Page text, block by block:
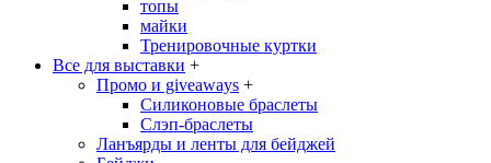
топы
майки
Тренировочные куртки
Все для выставки +
Промо и giveaways +
Силиконовые браслеты
Cлэп-браслеты
Ланъярды и ленты для бейджей